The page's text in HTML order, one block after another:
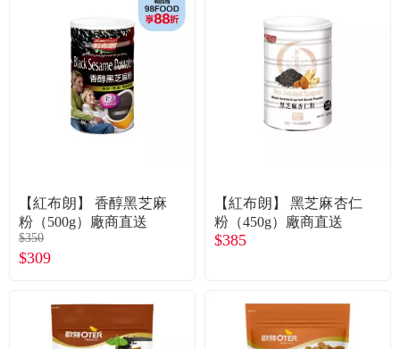
常見問題
折價券、紅利說明
【紅布朗】 香醇黑芝麻
粉（500g）廠商直送
$350
$309
【紅布朗】 黑芝麻杏仁
粉（450g）廠商直送
$385